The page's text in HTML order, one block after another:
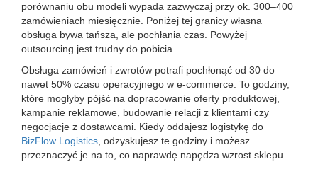
porównaniu obu modeli wypada zazwyczaj przy ok. 300–400
zamówieniach miesięcznie. Poniżej tej granicy własna
obsługa bywa tańsza, ale pochłania czas. Powyżej
outsourcing jest trudny do pobicia.
Obsługa zamówień i zwrotów potrafi pochłonąć od 30 do
nawet 50% czasu operacyjnego w e-commerce. To godziny,
które mogłyby pójść na dopracowanie oferty produktowej,
kampanie reklamowe, budowanie relacji z klientami czy
negocjacje z dostawcami. Kiedy oddajesz logistykę do
BizFlow Logistics , odzyskujesz te godziny i możesz
przeznaczyć je na to, co naprawdę napędza wzrost sklepu.